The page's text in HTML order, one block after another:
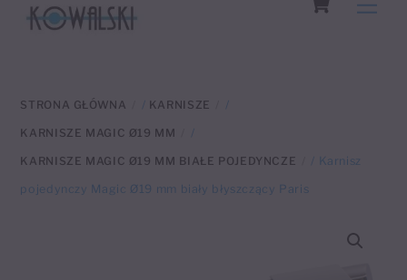
STRONA GŁÓWNA / KARNISZE /
KARNISZE MAGIC Ø19 MM /
KARNISZE MAGIC Ø19 MM BIAŁE POJEDYNCZE / Karnisz
pojedynczy Magic Ø19 mm biały błyszczący Paris